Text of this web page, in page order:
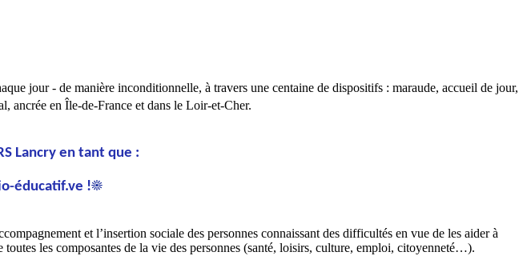
jour - de manière inconditionnelle, à travers une centaine de dispositifs : maraude, accueil de jour,
ancrée en Île-de-France et dans le Loir-et-Cher.
Lancry en tant que :
éducatif.ve !☀️
et l’insertion sociale des personnes connaissant des difficultés en vue de les aider à
les composantes de la vie des personnes (santé, loisirs, culture, emploi, citoyenneté…).